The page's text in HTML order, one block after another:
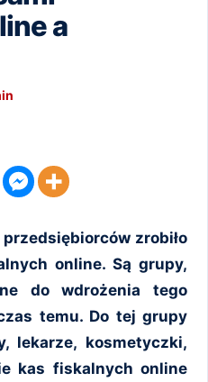
a
zrobiło
online. Są grupy,
do wdrożenia tego
temu. Do tej grupy
lekarze, kosmetyczki,
kas fiskalnych online